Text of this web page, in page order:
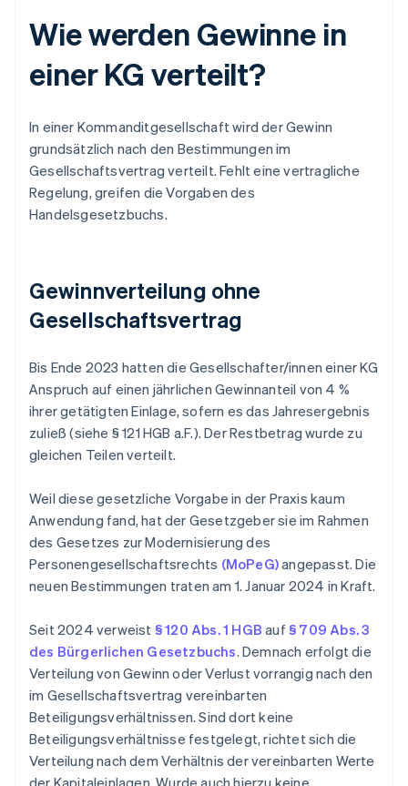
Wie werden Gewinne in
einer KG verteilt?
In einer Kommanditgesellschaft wird der Gewinn
grundsätzlich nach den Bestimmungen im
Gesellschaftsvertrag verteilt. Fehlt eine vertragliche
Regelung, greifen die Vorgaben des
Handelsgesetzbuchs.
Gewinnverteilung ohne
Gesellschaftsvertrag
Bis Ende 2023 hatten die Gesellschafter/innen einer KG
Anspruch auf einen jährlichen Gewinnanteil von 4 %
ihrer getätigten Einlage, sofern es das Jahresergebnis
zuließ (siehe § 121 HGB a.F.). Der Restbetrag wurde zu
gleichen Teilen verteilt.
Weil diese gesetzliche Vorgabe in der Praxis kaum
Anwendung fand, hat der Gesetzgeber sie im Rahmen
des Gesetzes zur Modernisierung des
Personengesellschaftsrechts (MoPeG)angepasst. Die
neuen Bestimmungen traten am 1. Januar 2024 in Kraft.
Seit 2024 verweist § 120 Abs. 1 HGB auf§ 709 Abs. 3
des Bürgerlichen Gesetzbuchs. Demnach erfolgt die
Verteilung von Gewinn oder Verlust vorrangig nach den
im Gesellschaftsvertrag vereinbarten
Beteiligungsverhältnissen. Sind dort keine
Beteiligungsverhältnisse festgelegt, richtet sich die
Verteilung nach dem Verhältnis der vereinbarten Werte